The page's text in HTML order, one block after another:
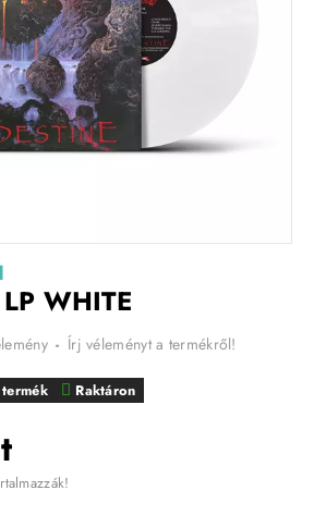
WHITE
termék Raktáron
- Írj véleményt a termékről!